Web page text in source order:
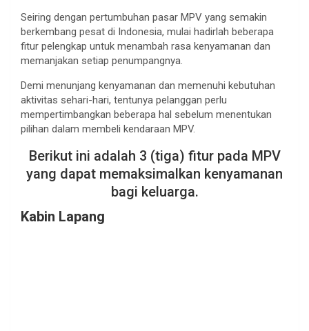
Seiring dengan pertumbuhan pasar MPV yang semakin
berkembang pesat di Indonesia, mulai hadirlah beberapa
fitur pelengkap untuk menambah rasa kenyamanan dan
memanjakan setiap penumpangnya.
Demi menunjang kenyamanan dan memenuhi kebutuhan
aktivitas sehari-hari, tentunya pelanggan perlu
mempertimbangkan beberapa hal sebelum menentukan
pilihan dalam membeli kendaraan MPV.
Berikut ini adalah 3 (tiga) fitur pada MPV
yang dapat memaksimalkan kenyamanan
bagi keluarga.
Kabin Lapang